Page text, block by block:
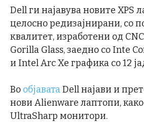
Dell ги најавува новите XPS
целосно редизајнирани, со
квалитет, изработени од
Gorilla Glass, заедно со Inte
и Intel Arc Xe графика со 12
Во објаватаDell најави и
нови Alienware лаптопи,
UltraSharp монитори.